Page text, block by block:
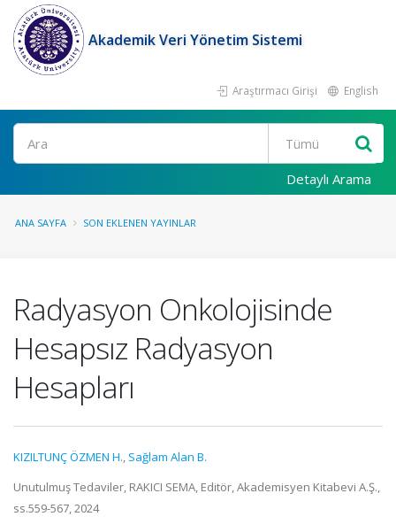
Akademik Veri Yönetim Sistemi
Araştırmacı Girişi English
Ara
Detaylı Arama
ANA SAYFA SON EKLENEN YAYINLAR
Radyasyon Onkolojisinde
Hesapsız Radyasyon
Hesapları
KIZILTUNÇ ÖZMEN H., Sağlam Alan B.
Unutulmuş Tedaviler, RAKICI SEMA, Editör, Akademisyen Kitabevi A.Ş.,
ss.559-567, 2024